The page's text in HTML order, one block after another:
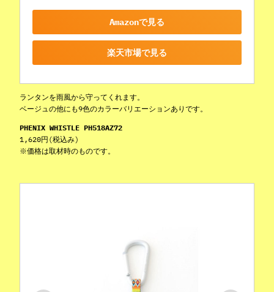
Amazonで見る
楽天市場で見る
ランタンを雨風から守ってくれます。
ベージュの他にも9色のカラーバリエーションありです。
PHENIX WHISTLE PH518AZ72
1,620円(税込み)
※価格は取材時のものです。